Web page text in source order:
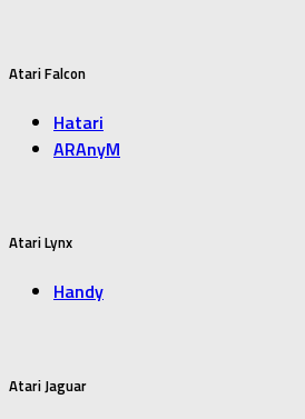
Atari Falcon
Hatari
ARAnyM
Atari Lynx
Handy
Atari Jaguar